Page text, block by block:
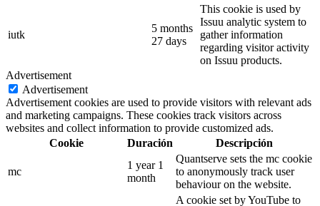
iutk
5 months
27 days
This cookie is used by
Issuu analytic system to
gather information
regarding visitor activity
on Issuu products.
Advertisement
Advertisement
Advertisement cookies are used to provide visitors with relevant ads
and marketing campaigns. These cookies track visitors across
websites and collect information to provide customized ads.
Cookie
Duración Descripción
mc
1 year 1
month
Quantserve sets the mc cookie
to anonymously track user
behaviour on the website.
A cookie set by YouTube to